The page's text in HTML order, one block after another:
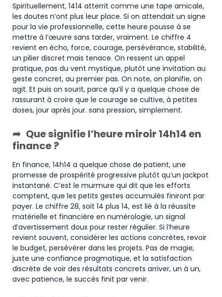
Spirituellement, 1414 atterrit comme une tape amicale,
les doutes n’ont plus leur place. Si on attendait un signe
pour la vie professionnelle, cette heure pousse à se
mettre à l’œuvre sans tarder, vraiment. Le chiffre 4
revient en écho, force, courage, persévérance, stabilité,
un pilier discret mais tenace. On ressent un appel
pratique, pas du vent mystique, plutôt une invitation au
geste concret, au premier pas. On note, on planifie, on
agit. Et puis on sourit, parce qu’il y a quelque chose de
rassurant à croire que le courage se cultive, à petites
doses, jour après jour. sans pression, simplement.
Que signifie l’heure miroir 14h14 en
finance ?
En finance, 14h14 a quelque chose de patient, une
promesse de prospérité progressive plutôt qu’un jackpot
instantané. C’est le murmure qui dit que les efforts
comptent, que les petits gestes accumulés finiront par
payer. Le chiffre 28, soit 14 plus 14, est lié à la réussite
matérielle et financière en numérologie, un signal
d’avertissement doux pour rester régulier. Si l’heure
revient souvent, considérer les actions concrètes, revoir
le budget, persévérer dans les projets. Pas de magie,
juste une confiance pragmatique, et la satisfaction
discrète de voir des résultats concrets arriver, un à un,
avec patience, le succès finit par venir.